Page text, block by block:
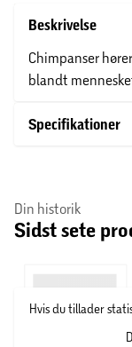
Beskrivelse
Chimpanser
blandt
Specifikationer
Din historik
Sidst sete
Hvis du tillader